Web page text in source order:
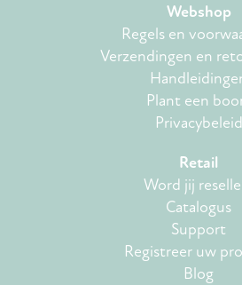
Webshop
Regels en
Verzendingen en
Plant een
Privacybeleid
Retail
Word jij
Catalogus
Support
Registreer uw
Blog